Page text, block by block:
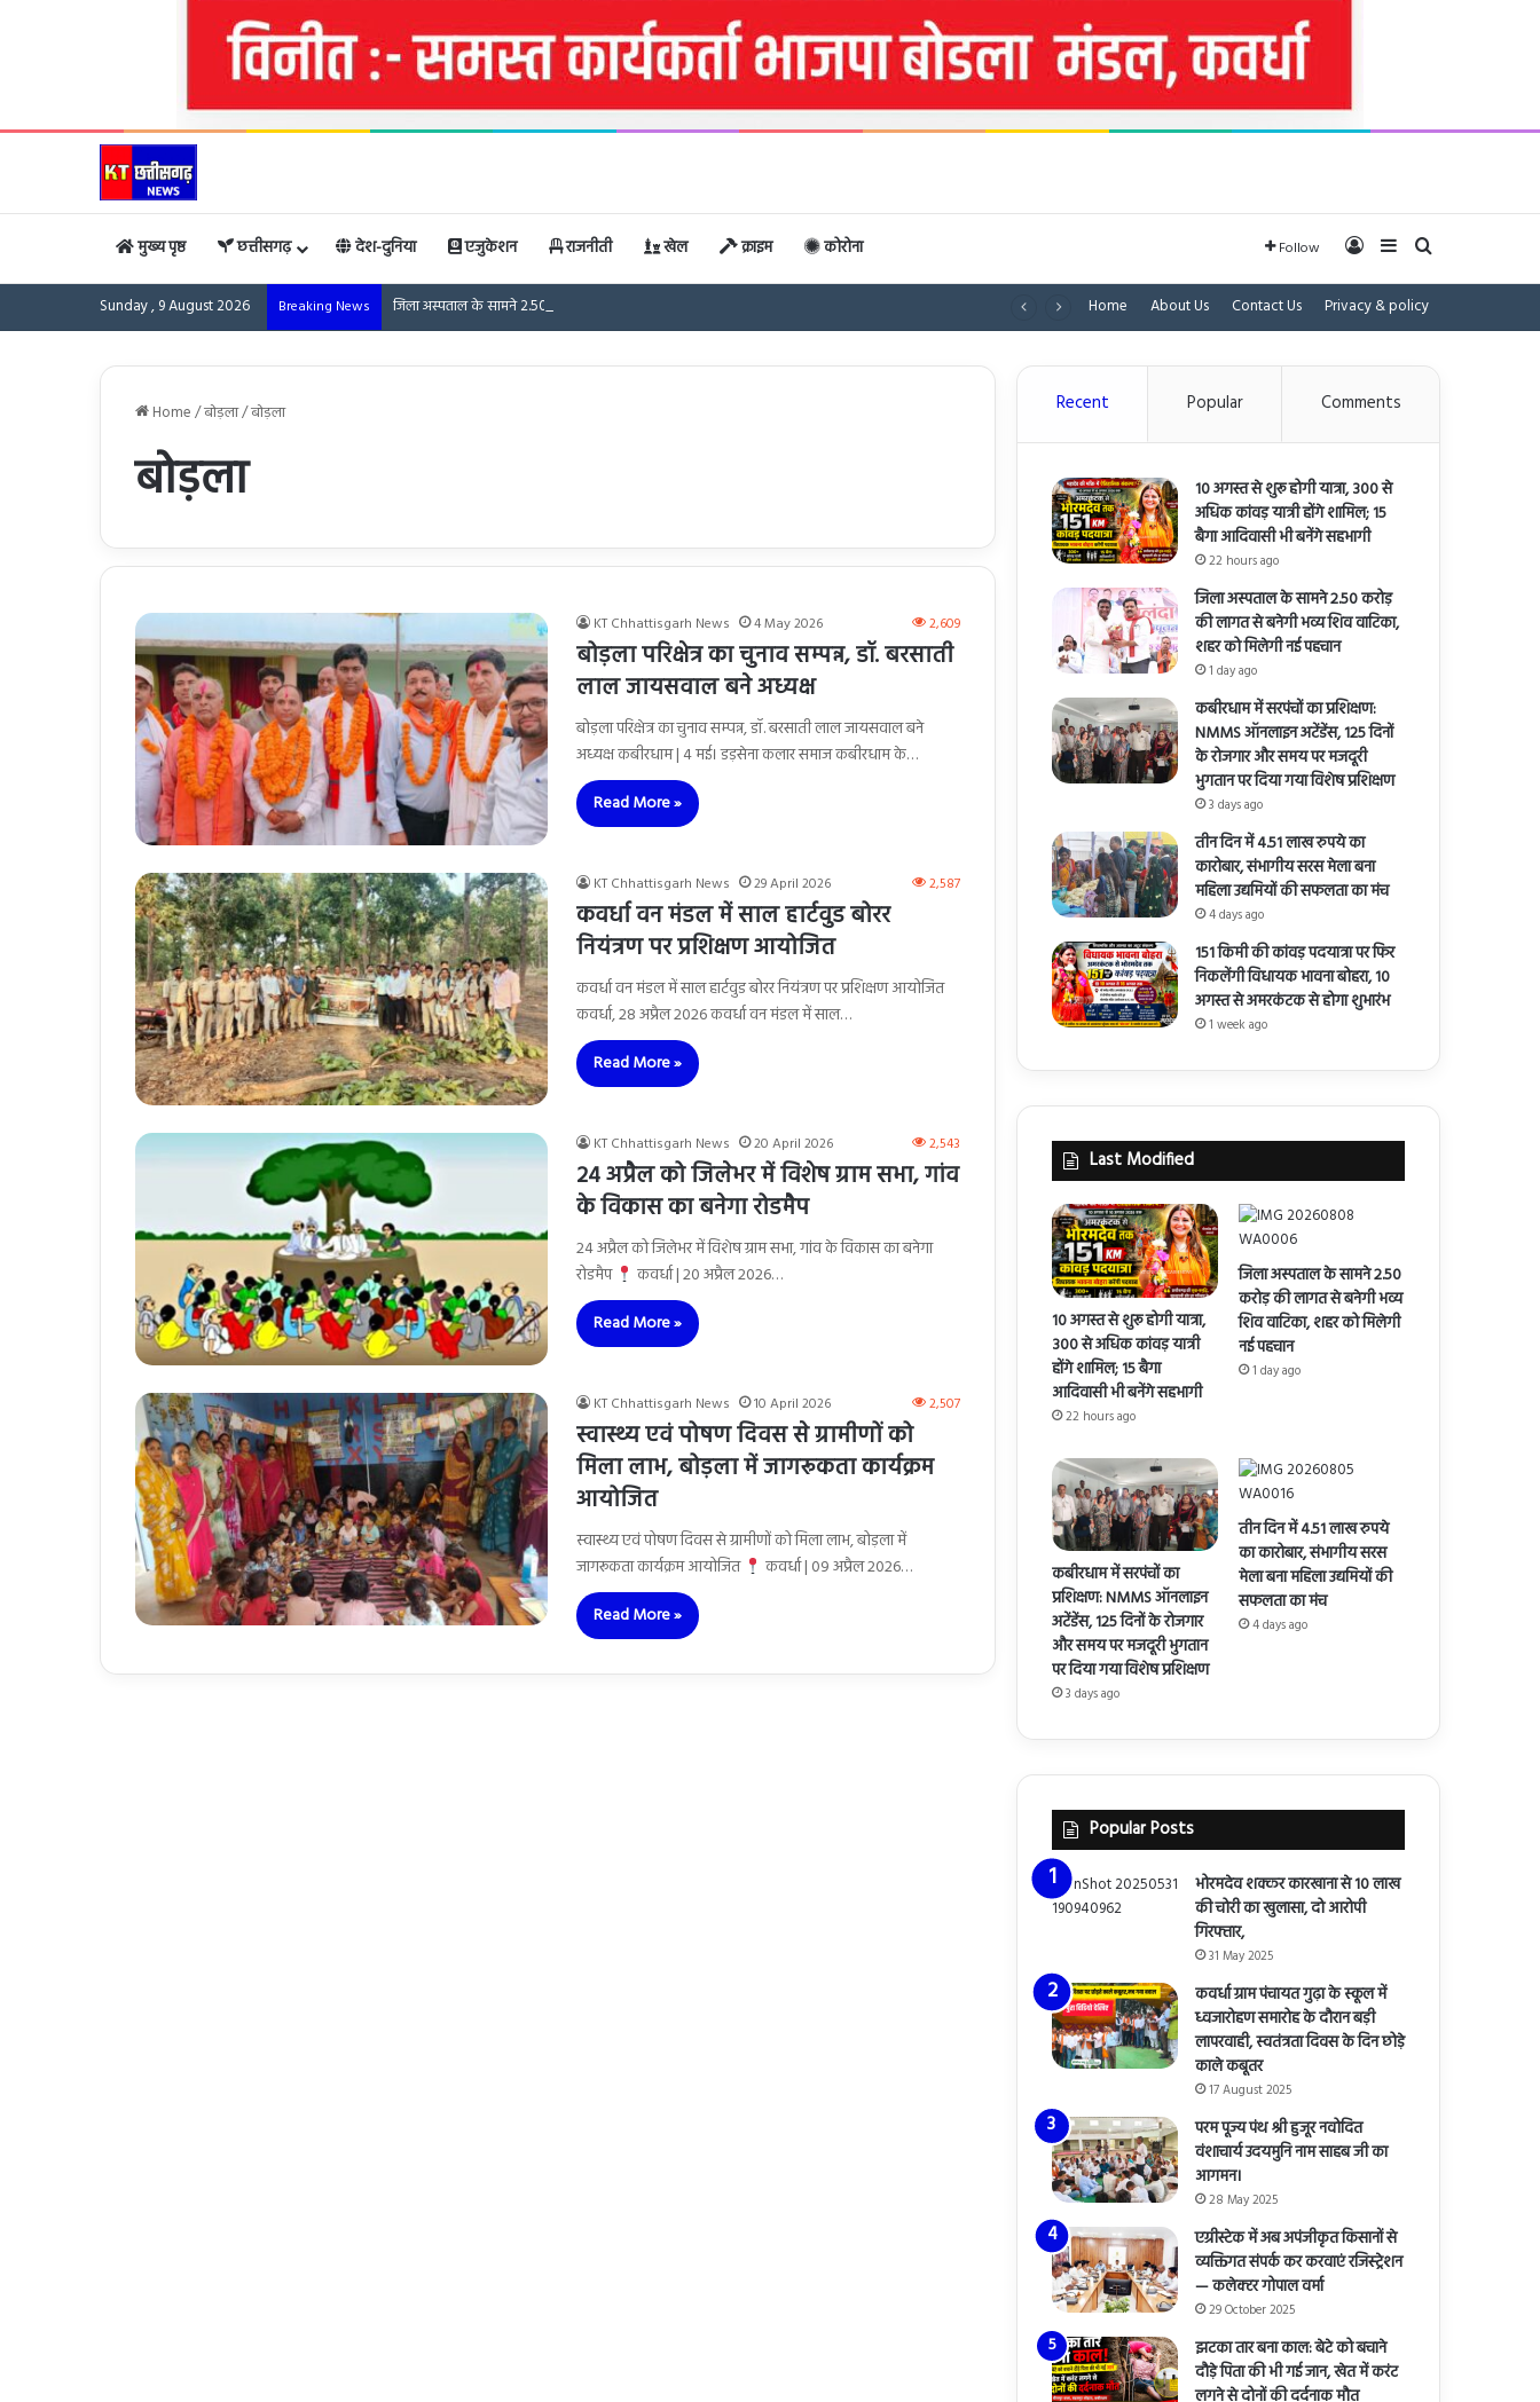
मुख्य पृष्ठ छत्तीसगढ़ देश-दुनिया एजुकेशन राजनीती खेल क्राइम कोरोना Follow Log InSidebarSearch for
Sunday , 9 August 2026 Breaking News जिला अस्पताल के सामने 2.50 करोड़ की लागत से बनेगी भव्य शिव वाटिका, शहर को मिलेगी नई पहचान Home About Us Contact Us Privacy & policy
Home/बोड़ला/बोड़ला
बोड़ला
KT Chhattisgarh News 4 May 2026 2,609
बोड़ला परिक्षेत्र का चुनाव सम्पन्न, डॉ. बरसाती
लाल जायसवाल बने अध्यक्ष
बोड़ला परिक्षेत्र का चुनाव सम्पन्न, डॉ. बरसाती लाल जायसवाल बने
अध्यक्ष कबीरधाम | 4 मई। डड़सेना कलार समाज कबीरधाम के…
Read More »
KT Chhattisgarh News 29 April 2026 2,587
कवर्धा वन मंडल में साल हार्टवुड बोरर
नियंत्रण पर प्रशिक्षण आयोजित
कवर्धा वन मंडल में साल हार्टवुड बोरर नियंत्रण पर प्रशिक्षण आयोजित
कवर्धा, 28 अप्रैल 2026 कवर्धा वन मंडल में साल…
Read More »
KT Chhattisgarh News 20 April 2026 2,543
24 अप्रैल को जिलेभर में विशेष ग्राम सभा, गांव
के विकास का बनेगा रोडमैप
24 अप्रैल को जिलेभर में विशेष ग्राम सभा, गांव के विकास का बनेगा
रोडमैप
कवर्धा | 20 अप्रैल 2026…
Read More »
KT Chhattisgarh News 10 April 2026 2,507
स्वास्थ्य एवं पोषण दिवस से ग्रामीणों को
मिला लाभ, बोड़ला में जागरूकता कार्यक्रम
आयोजित
स्वास्थ्य एवं पोषण दिवस से ग्रामीणों को मिला लाभ, बोड़ला में
जागरूकता कार्यक्रम आयोजित
कवर्धा | 09 अप्रैल 2026…
Read More »
Recent Popular Comments
10 अगस्त से शुरू होगी यात्रा, 300 से
अधिक कांवड़ यात्री होंगे शामिल; 15
बैगा आदिवासी भी बनेंगे सहभागी
22 hours ago
जिला अस्पताल के सामने 2.50 करोड़
की लागत से बनेगी भव्य शिव वाटिका,
शहर को मिलेगी नई पहचान
1 day ago
कबीरधाम में सरपंचों का प्रशिक्षण:
NMMS ऑनलाइन अटेंडेंस, 125 दिनों
के रोजगार और समय पर मजदूरी
भुगतान पर दिया गया विशेष प्रशिक्षण
3 days ago
तीन दिन में 4.51 लाख रुपये का
कारोबार, संभागीय सरस मेला बना
महिला उद्यमियों की सफलता का मंच
4 days ago
151 किमी की कांवड़ पदयात्रा पर फिर
निकलेंगी विधायक भावना बोहरा, 10
अगस्त से अमरकंटक से होगा शुभारंभ
1 week ago
Last Modified
10 अगस्त से शुरू होगी यात्रा,
300 से अधिक कांवड़ यात्री
होंगे शामिल; 15 बैगा
आदिवासी भी बनेंगे सहभागी
22 hours ago
जिला अस्पताल के सामने 2.50
करोड़ की लागत से बनेगी भव्य
शिव वाटिका, शहर को मिलेगी
नई पहचान
1 day ago
कबीरधाम में सरपंचों का
प्रशिक्षण: NMMS ऑनलाइन
अटेंडेंस, 125 दिनों के रोजगार
और समय पर मजदूरी भुगतान
पर दिया गया विशेष प्रशिक्षण
3 days ago
तीन दिन में 4.51 लाख रुपये
का कारोबार, संभागीय सरस
मेला बना महिला उद्यमियों की
सफलता का मंच
4 days ago
Popular Posts
भोरमदेव शक्कर कारखाना से 10 लाख
की चोरी का खुलासा, दो आरोपी
गिरफ्तार,
31 May 2025
कवर्धा ग्राम पंचायत गुढ़ा के स्कूल में
ध्वजारोहण समारोह के दौरान बड़ी
लापरवाही, स्वतंत्रता दिवस के दिन छोड़े
काले कबूतर
17 August 2025
परम पूज्य पंथ श्री हुजूर नवोदित
वंशाचार्य उदयमुनि नाम साहब जी का
आगमन।
28 May 2025
एग्रीस्टेक में अब अपंजीकृत किसानों से
व्यक्तिगत संपर्क कर करवाएं रजिस्ट्रेशन
— कलेक्टर गोपाल वर्मा
29 October 2025
झटका तार बना काल: बेटे को बचाने
दौड़े पिता की भी गई जान, खेत में करंट